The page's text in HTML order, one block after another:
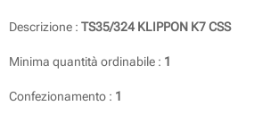
Descrizione :TS35/324 KLIPPON K7 CSS
Minima quantità ordinabile : 1
Confezionamento : 1